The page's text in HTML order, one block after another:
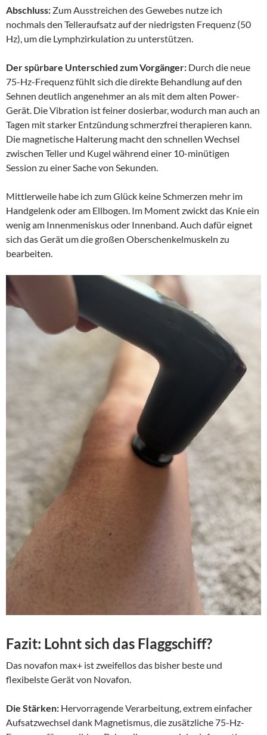
Abschluss: Zum Ausstreichen des Gewebes nutze ich
nochmals den Telleraufsatz auf der niedrigsten Frequenz (50
Hz), um die Lymphzirkulation zu unterstützen.
Der spürbare Unterschied zum Vorgänger: Durch die neue
75-Hz-Frequenz fühlt sich die direkte Behandlung auf den
Sehnen deutlich angenehmer an als mit dem alten Power-
Gerät. Die Vibration ist feiner dosierbar, wodurch man auch an
Tagen mit starker Entzündung schmerzfrei therapieren kann.
Die magnetische Halterung macht den schnellen Wechsel
zwischen Teller und Kugel während einer 10-minütigen
Session zu einer Sache von Sekunden.
Mittlerweile habe ich zum Glück keine Schmerzen mehr im
Handgelenk oder am Ellbogen. Im Moment zwickt das Knie ein
wenig am Innenmeniskus oder Innenband. Auch dafür eignet
sich das Gerät um die großen Oberschenkelmuskeln zu
bearbeiten.
Fazit: Lohnt sich das Flaggschiff?
Das novafon max+ ist zweifellos das bisher beste und
flexibelste Gerät von Novafon.
Die Stärken: Hervorragende Verarbeitung, extrem einfacher
Aufsatzwechsel dank Magnetismus, die zusätzliche 75-Hz-